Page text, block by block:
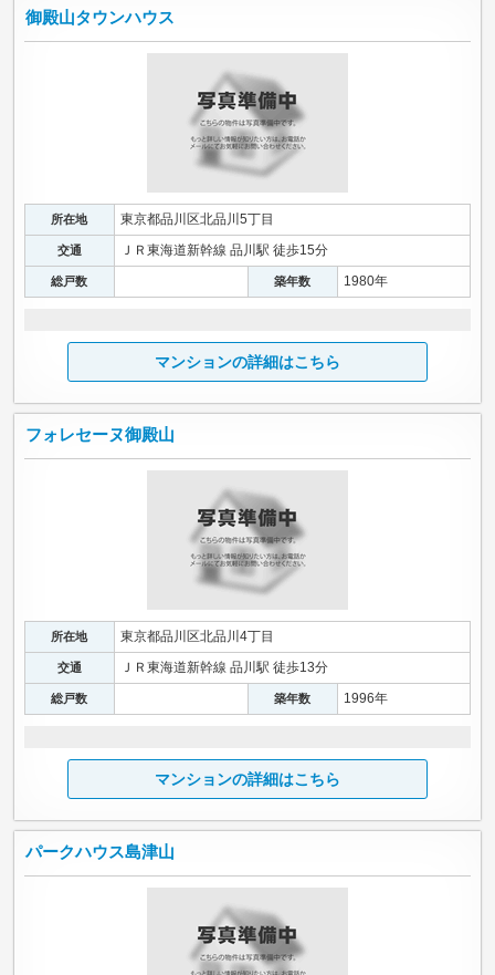
御殿山タウンハウス
所在地 東京都品川区北品川5丁目
交通 ＪＲ東海道新幹線 品川駅 徒歩15分
総戸数 築年数 1980年
マンションの詳細はこちら
フォレセーヌ御殿山
所在地 東京都品川区北品川4丁目
交通 ＪＲ東海道新幹線 品川駅 徒歩13分
総戸数 築年数 1996年
マンションの詳細はこちら
パークハウス島津山